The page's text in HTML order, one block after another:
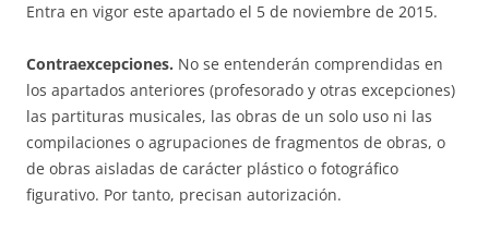
Entra en vigor este apartado el 5 de noviembre de 2015.
Contraexcepciones. No se entenderán comprendidas en
los apartados anteriores (profesorado y otras excepciones)
las partituras musicales, las obras de un solo uso ni las
compilaciones o agrupaciones de fragmentos de obras, o
de obras aisladas de carácter plástico o fotográfico
figurativo. Por tanto, precisan autorización.